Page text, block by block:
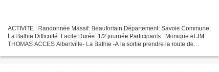
ACTIVITE : Randonnée Massif: Beaufortain Département: Savoie Commune:
La Bathie Difficulté: Facile Durée: 1/2 journée Participants:: Monique et JM
THOMAS ACCES Albertville- La Bathie -A la sortie prendre la route de